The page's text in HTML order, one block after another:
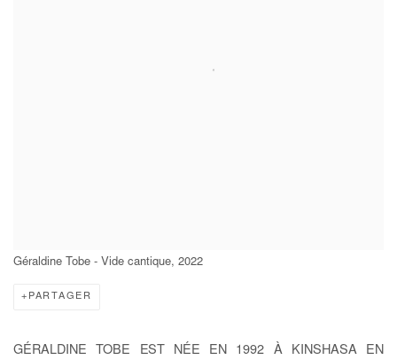
Géraldine Tobe - Vide cantique, 2022
PARTAGER
GÉRALDINE TOBE EST NÉE EN 1992 À KINSHASA EN